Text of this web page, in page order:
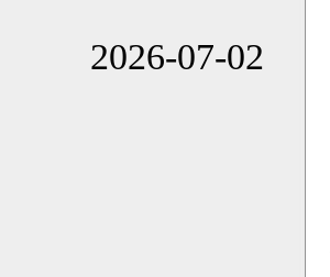
2026-07-02